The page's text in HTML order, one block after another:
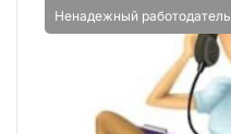
Ненадежный работодатель